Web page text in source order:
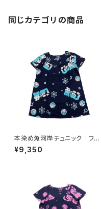
同じカテゴリの商品
本染め魚河岸チュニック フリ
ーサイズ 浴衣生地 涼麻柄
紺×白・水色グラデーション 日
¥9,350